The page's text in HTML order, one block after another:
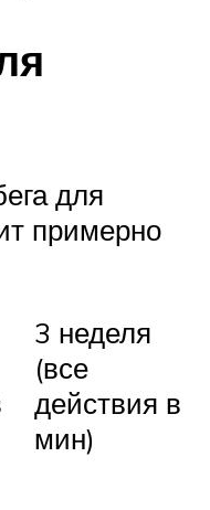
для
примерно
3 неделя
(все
действия в
мин)